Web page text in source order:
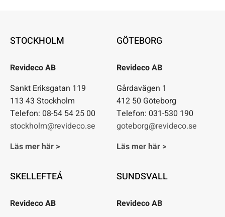
STOCKHOLM
Revideco AB
Sankt Eriksgatan 119
113 43 Stockholm
Telefon: 08-54 54 25 00
stockholm@revideco.se
Läs mer här >
GÖTEBORG
Revideco AB
Gårdavägen 1
412 50 Göteborg
Telefon: 031-530 190
goteborg@revideco.se
Läs mer här >
SKELLEFTEÅ
Revideco AB
SUNDSVALL
Revideco AB